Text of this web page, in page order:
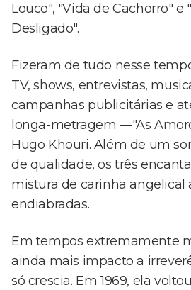
Louco", "Vida de Cachorro" e
Desligado".
Fizeram de tudo nesse
TV, shows, entrevistas,
campanhas publicitárias e
longa-metragem —"As
Hugo Khouri. Além de um
de qualidade, os três
mistura de carinha angelical
endiabradas.
Em tempos extremamente
ainda mais impacto a
só crescia. Em 1969, ela